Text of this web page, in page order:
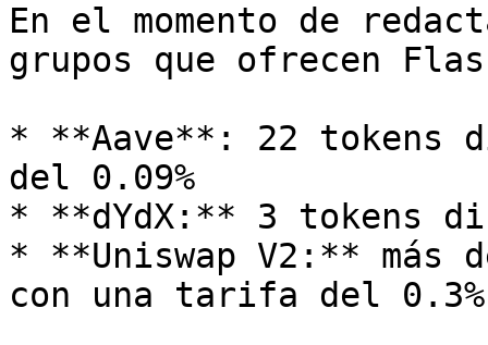
En el momento de
grupos que ofrecen
* **Aave**: 22 tokens
del 0.09%
* **dYdX:** 3 tokens
* **Uniswap V2:** más
con una tarifa del 0.3%